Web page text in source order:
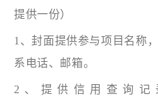
提供一份）
1、封面提供参与项目名称
系电话、邮箱。
2、提供信用查询记